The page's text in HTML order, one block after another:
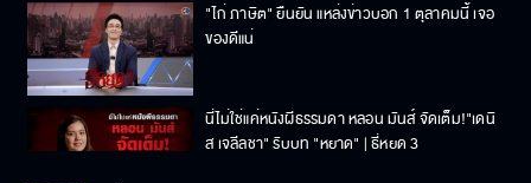
"ไก่ ภาษิต" ยืนยัน แหล่งข่าวบอก 1 ตุลาคมนี้ เจอ
ของดีแน่
นี่ไม่ใช่แค่หนังผีธรรมดา หลอน มันส์ จัดเต็ม!"เดนิ
ส เจลีลชา" รับบท "หยาด" | ธี่หยด 3